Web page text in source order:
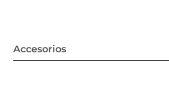
Accesorios